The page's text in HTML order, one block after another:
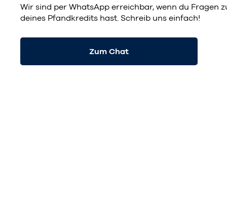
Wir sind per WhatsApp erreichbar, wenn du Fragen
deines Pfandkredits hast. Schreib uns einfach!
Zum Chat